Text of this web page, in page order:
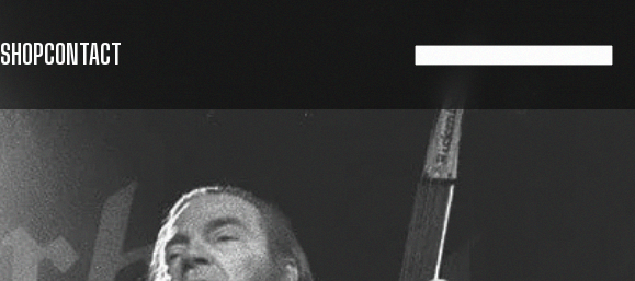
SHOPCONTACT